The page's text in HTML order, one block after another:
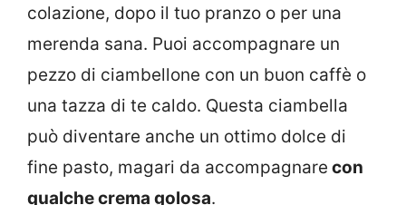
colazione, dopo il tuo pranzo o per una
merenda sana. Puoi accompagnare un
pezzo di ciambellone con un buon caffè o
una tazza di te caldo. Questa ciambella
può diventare anche un ottimo dolce di
fine pasto, magari da accompagnare con
qualche crema golosa.